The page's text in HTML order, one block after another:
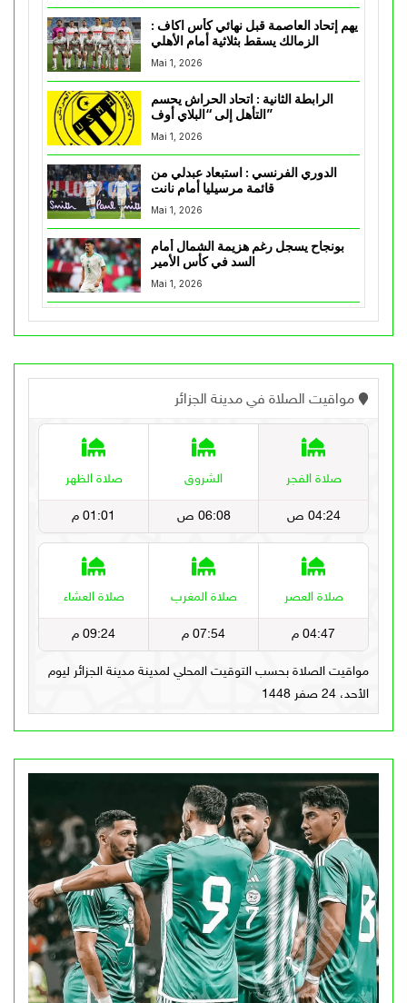
يهم إتحاد العاصمة قبل نهائي كأس اكاف :
Mai 1, 2026
الرابطة الثانية : اتحاد الحراش يحسم
التأهل إلى “البلاي أوف”
Mai 1, 2026
الدوري الفرنسي : استبعاد عبدلي من
قائمة مرسيليا أمام نانت
Mai 1, 2026
بونجاح يسجل رغم هزيمة الشمال أمام
السد في كأس الأمير
Mai 1, 2026